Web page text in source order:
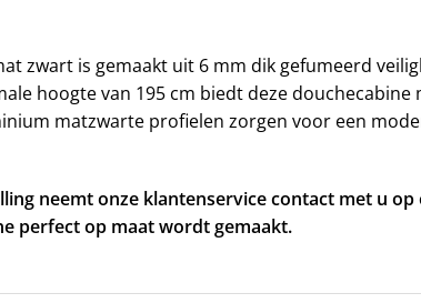
zwart is gemaakt uit 6 mm dik gefumeerd
hoogte van 195 cm biedt deze
matzwarte profielen zorgen voor een
neemt onze klantenservice contact met u
perfect op maat wordt gemaakt.